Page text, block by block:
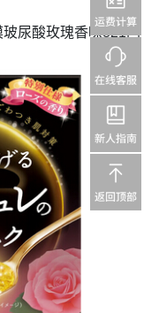
玻尿酸玫瑰香味821円